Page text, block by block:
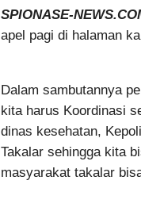
SPIONASE-
apel pagi di halaman
Dalam sambutannya
kita harus Koordinasi
dinas kesehatan,
Takalar sehingga kita
masyarakat takalar